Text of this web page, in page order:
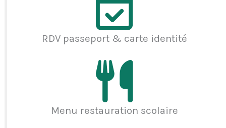
RDV passeport & carte identité
Menu restauration scolaire